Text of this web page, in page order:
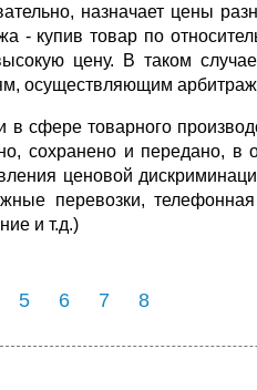
назначает цены
- купив товар по
цену. В таком
осуществляющим
сфере товарного
сохранено и передано, в
ценовой
перевозки,
и т.д.)
5 6 7 8